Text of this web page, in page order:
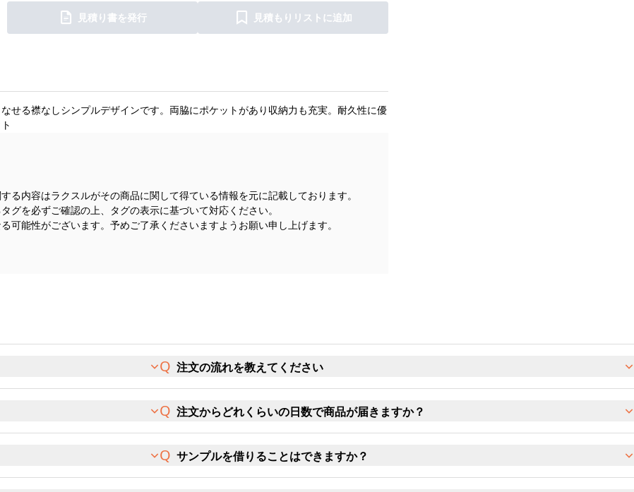
見積り書を発行 見積もりリストに追加
せる襟なしシンプルデザインです。両脇にポケットがあり収納力も充実。耐久性に優
る内容はラクスルがその商品に関して得ている情報を元に記載しております。
グを必ずご確認の上、タグの表示に基づいて対応ください。
可能性がございます。予めご了承くださいますようお願い申し上げます。
注文の流れを教えてください
注文からどれくらいの日数で商品が届きますか？
サンプルを借りることはできますか？